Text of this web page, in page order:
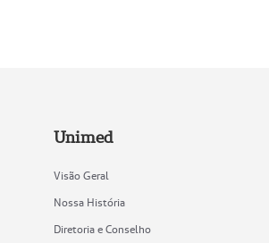
Unimed
Visão Geral
Nossa História
Diretoria e Conselho